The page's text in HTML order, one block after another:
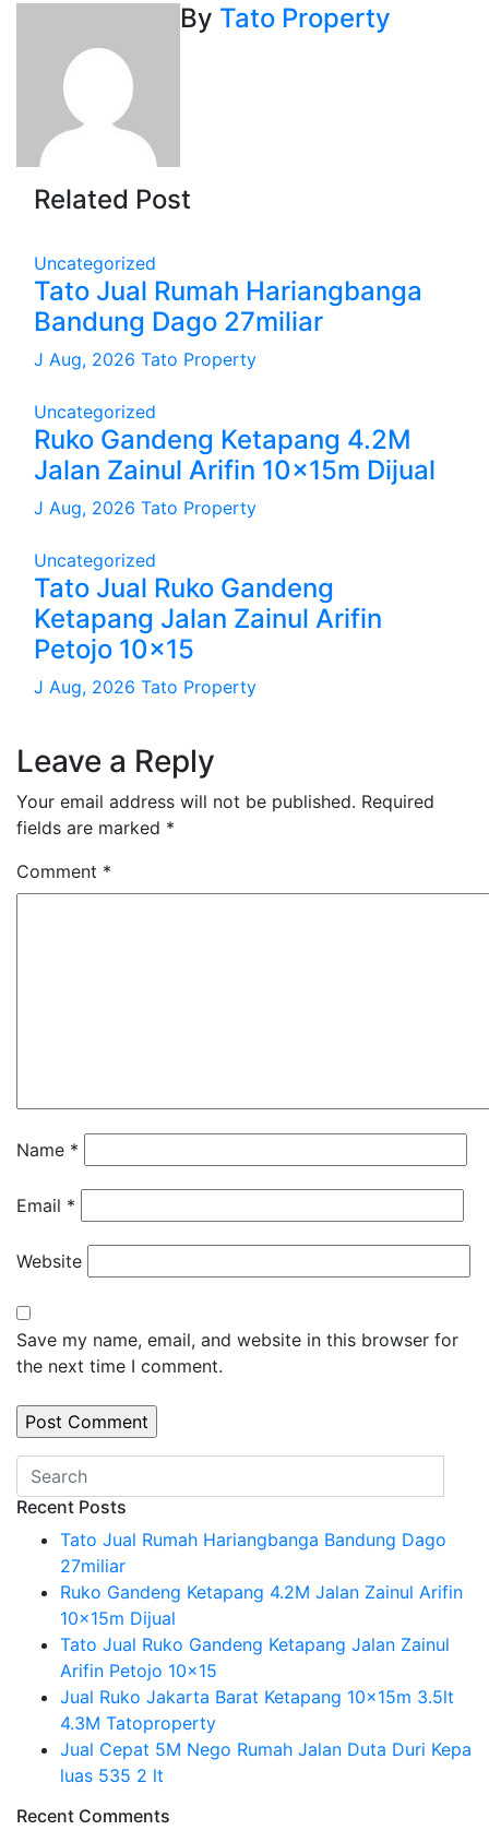
By Tato Property
Related Post
Uncategorized
Tato Jual Rumah Hariangbanga
Bandung Dago 27miliar
J Aug, 2026 Tato Property
Uncategorized
Ruko Gandeng Ketapang 4.2M
Jalan Zainul Arifin 10x15m Dijual
J Aug, 2026 Tato Property
Uncategorized
Tato Jual Ruko Gandeng
Ketapang Jalan Zainul Arifin
Petojo 10×15
J Aug, 2026 Tato Property
Leave a Reply
Your email address will not be published. Required
fields are marked *
Comment *
Name *
Email *
Website
Save my name, email, and website in this browser for
the next time I comment.
Recent Posts
Tato Jual Rumah Hariangbanga Bandung Dago
27miliar
Ruko Gandeng Ketapang 4.2M Jalan Zainul Arifin
10x15m Dijual
Tato Jual Ruko Gandeng Ketapang Jalan Zainul
Arifin Petojo 10×15
Jual Ruko Jakarta Barat Ketapang 10x15m 3.5lt
4.3M Tatoproperty
Jual Cepat 5M Nego Rumah Jalan Duta Duri Kepa
luas 535 2 lt
Recent Comments